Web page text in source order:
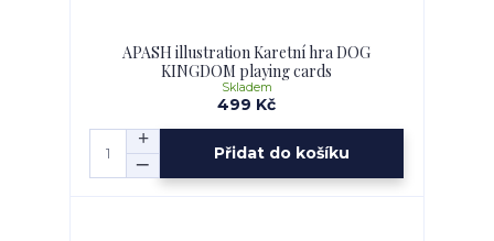
APASH illustration Karetní hra DOG
KINGDOM playing cards
499 Kč
Skladem
Přidat do košíku